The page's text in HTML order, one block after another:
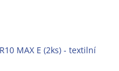
MAX E (2ks) - textilní